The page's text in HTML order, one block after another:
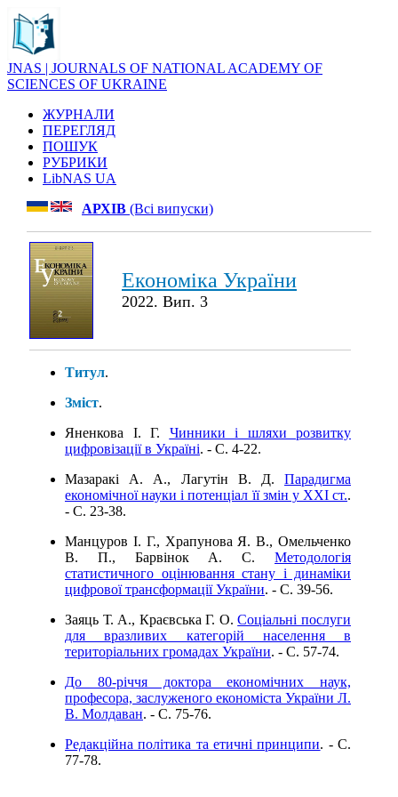
JNAS | JOURNALS OF NATIONAL ACADEMY OF
SCIENCES OF UKRAINE
ЖУРНАЛИ
ПЕРЕГЛЯД
ПОШУК
РУБРИКИ
LibNAS UA
АРХІВ (Всі випуски)
Економіка України
2022. Вип. 3
Титул.
Зміст.
Яненкова І. Г. Чинники і шляхи розвитку
цифровізації в Україні. - C. 4-22.
Мазаракі А. А., Лагутін В. Д. Парадигма
економічної науки і потенціал її змін у ХХІ ст..
- C. 23-38.
Манцуров І. Г., Храпунова Я. В., Омельченко
В. П., Барвінок А. С. Методологія
статистичного оцінювання стану і динаміки
цифрової трансформації України. - C. 39-56.
Заяць Т. А., Краєвська Г. О.Соціальні послуги
для вразливих категорій населення в
територіальних громадах України. - C. 57-74.
До 80-річчя доктора економічних наук,
професора, заслуженого економіста України Л.
В. Молдаван. - C. 75-76.
Редакційна політика та етичні принципи. - C.
77-78.